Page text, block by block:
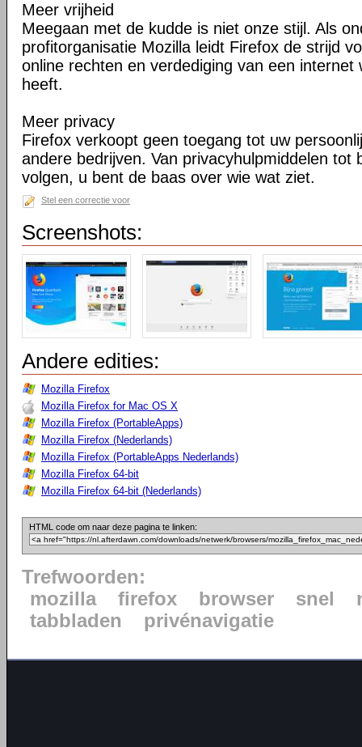
Meer vrijheid
Meegaan met de kudde is niet onze stijl. Als
profitorganisatie Mozilla leidt Firefox de strijd
online rechten en verdediging van een internet
heeft.
Meer privacy
Firefox verkoopt geen toegang tot uw
andere bedrijven. Van privacyhulpmiddelen tot
volgen, u bent de baas over wie wat ziet.
Stel een correctie voor
Screenshots:
Andere edities:
Mozilla Firefox
Mozilla Firefox for Mac OS X
Mozilla Firefox (PortableApps)
Mozilla Firefox (Nederlands)
Mozilla Firefox (PortableApps Nederlands)
Mozilla Firefox 64-bit
Mozilla Firefox 64-bit (Nederlands)
HTML code om naar deze pagina te linken:
Trefwoorden:
mozilla
firefox browser snel
tabbladen
privénavigatie